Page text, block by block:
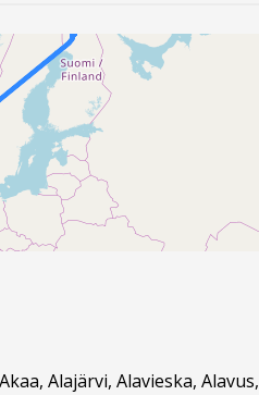
Alajärvi, Alavieska, Alavus,